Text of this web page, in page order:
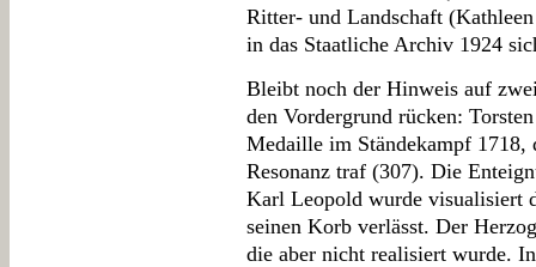
Ritter- und Landschaft
in das Staatliche Archiv 1924
Bleibt noch der Hinweis auf
den Vordergrund rücken:
Medaille im Ständekampf
Resonanz traf (307). Die
Karl Leopold wurde visualisiert
seinen Korb verlässt. Der
die aber nicht realisiert wurde.